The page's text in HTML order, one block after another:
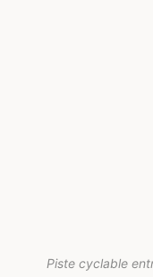
Piste cyclable